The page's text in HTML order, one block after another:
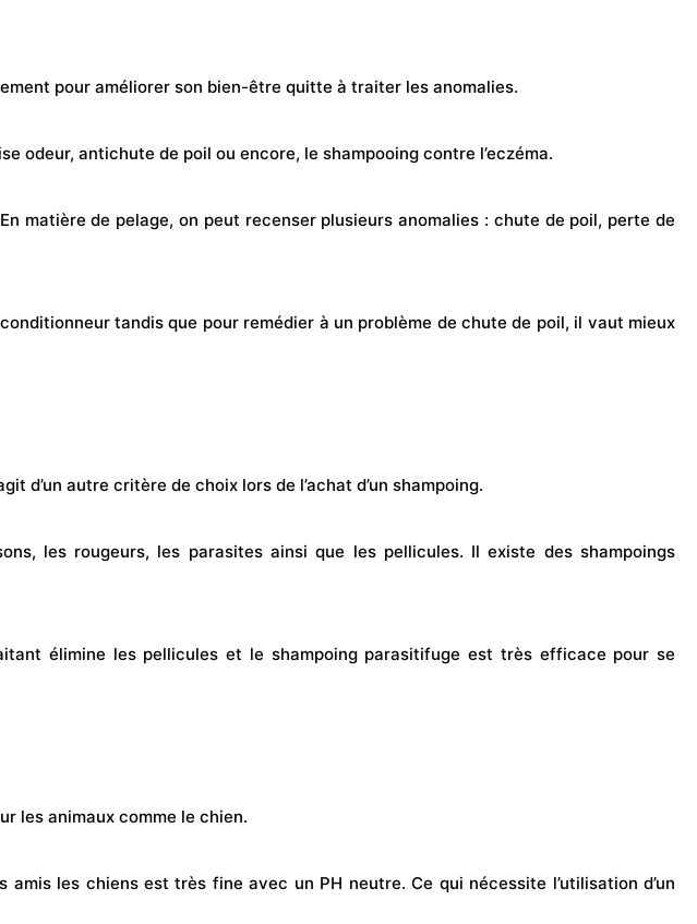
pour améliorer son bien-être quitte à traiter les anomalies.
odeur, antichute de poil ou encore, le shampooing contre l’eczéma.
matière de pelage, on peut recenser plusieurs anomalies : chute de poil, perte de
tandis que pour remédier à un problème de chute de poil, il vaut mieux
d’un autre critère de choix lors de l’achat d’un shampoing.
les rougeurs, les parasites ainsi que les pellicules. Il existe des shampoings
élimine les pellicules et le shampoing parasitifuge est très efficace pour se
les animaux comme le chien.
les chiens est très fine avec un PH neutre. Ce qui nécessite l’utilisation d’un